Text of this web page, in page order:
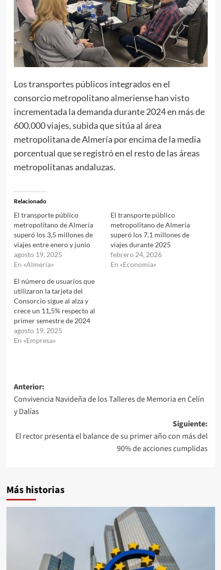
Los transportes públicos integrados en el
consorcio metropolitano almeriense han visto
incrementada la demanda durante 2024 en más de
600.000 viajes, subida que sitúa al área
metropolitana de Almería por encima de la media
porcentual que se registró en el resto de las áreas
metropolitanas andaluzas.
Relacionado
El transporte público
metropolitano de Almería
superó los 3,5 millones de
viajes entre enero y junio
agosto 19, 2025
En «Almería»
El transporte público
metropolitano de Almería
superó los 7,1 millones de
viajes durante 2025
febrero 24, 2026
En «Economía»
El número de usuarios que
utilizaron la tarjeta del
Consorcio sigue al alza y
crece un 11,5% respecto al
primer semestre de 2024
agosto 19, 2025
En «Empresa»
Navegación
de
entradas
Anterior:
Convivencia Navideña de los Talleres de Memoria en Celín
y Dalías
Siguiente:
El rector presenta el balance de su primer año con más del
90% de acciones cumplidas
Más historias